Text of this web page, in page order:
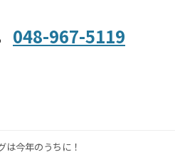
048-967-5119
は今年のうちに！